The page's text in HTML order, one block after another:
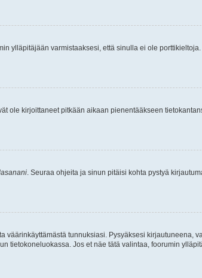
ylläpitäjään varmistaaksesi, että sinulla ei ole porttikieltoja.
ole kirjoittaneet pitkään aikaan pienentääkseen
. Seuraa ohjeita ja sinun pitäisi kohta pystyä
väärinkäyttämästä tunnuksiasi. Pysyäksesi kirjautuneena,
tietokoneluokassa. Jos et näe tätä valintaa, foorumin